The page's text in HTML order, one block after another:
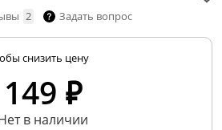
2 Задать вопрос
снизить цену
149 ₽
в наличии